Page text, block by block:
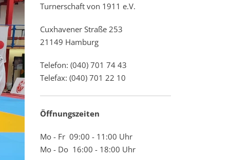
Turnerschaft von 1911 e.V.
Cuxhavener Straße 253
21149 Hamburg
Telefon: (040) 701 74 43
Telefax: (040) 701 22 10
Öffnungszeiten
Mo - Fr 09:00 - 11:00 Uhr
Mo - Do 16:00 - 18:00 Uhr